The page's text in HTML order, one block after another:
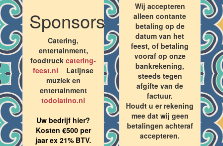
Sponsors
Catering,
entertainment,
foodtruck catering-
feest.nl Latijnse
muziek en
entertainment
todolatino.nl
Uw bedrijf hier?
Kosten €500 per
jaar ex 21% BTV.
Wij accepteren
alleen contante
betaling op de
datum van het
feest, of betaling
vooraf op onze
bankrekening,
steeds tegen
afgifte van de
factuur.
Houdt u er rekening
mee dat wij geen
betalingen achteraf
accepteren.